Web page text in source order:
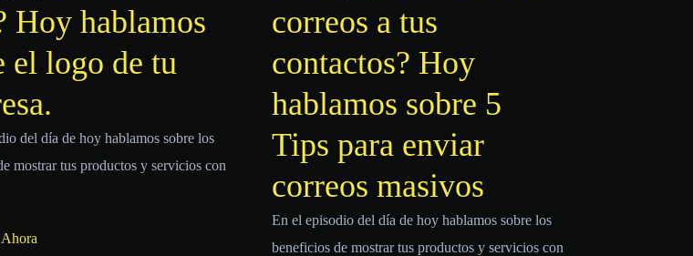
Hoy hablamos
el logo de tu
del día de hoy hablamos sobre los
mostrar tus productos y servicios con
correos a tus
contactos? Hoy
hablamos sobre 5
Tips para enviar
correos masivos
En el episodio del día de hoy hablamos sobre los
beneficios de mostrar tus productos y servicios con